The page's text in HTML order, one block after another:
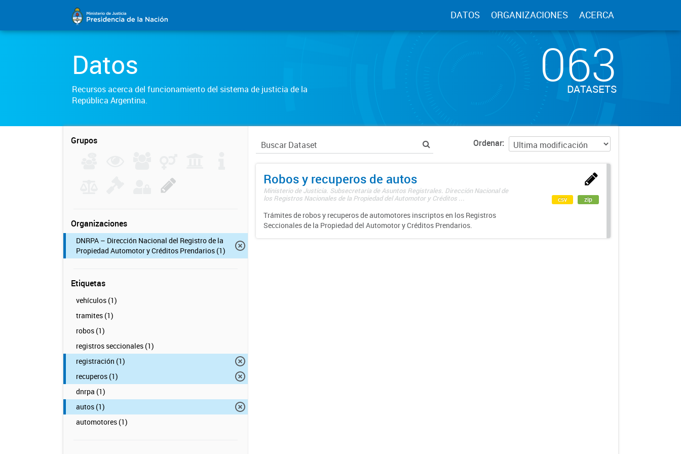
DATOS ORGANIZACIONES ACERCA
Datos
Recursos acerca del funcionamiento del sistema de justicia de la
República Argentina.
063
DATASETS
Grupos
Organizaciones
DNRPA – Dirección Nacional del Registro de la
Propiedad Automotor y Créditos Prendarios (1)
Etiquetas
vehículos (1)
tramites (1)
robos (1)
registros seccionales (1)
registración (1)
recuperos (1)
dnrpa (1)
autos (1)
automotores (1)
Ordenar
Robos y recuperos de autos
Ministerio de Justicia. Subsecretaría de Asuntos Registrales. Dirección Nacional de
los Registros Nacionales de la Propiedad del Automotor y Créditos ...
Trámites de robos y recuperos de automotores inscriptos en los Registros
Seccionales de la Propiedad del Automotor y Créditos Prendarios.
csv zip